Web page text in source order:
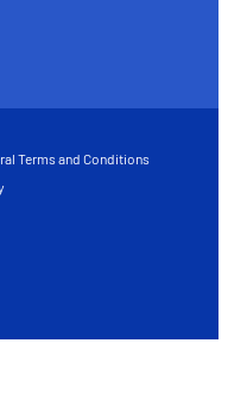
Terms and Conditions